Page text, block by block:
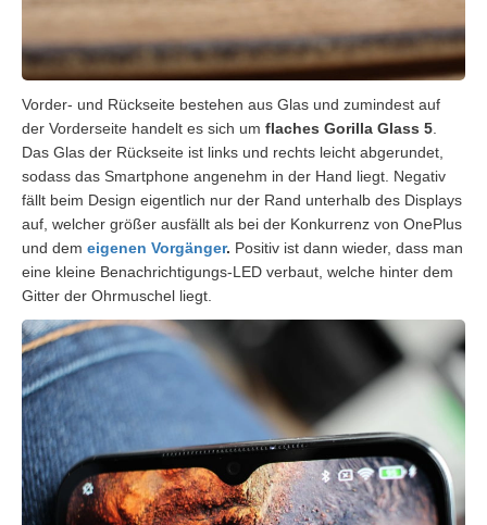
Vorder- und Rückseite bestehen aus Glas und zumindest auf
der Vorderseite handelt es sich um flaches Gorilla Glass 5
Das Glas der Rückseite ist links und rechts leicht abgerundet,
sodass das Smartphone angenehm in der Hand liegt. Negativ
fällt beim Design eigentlich nur der Rand unterhalb des Displays
auf, welcher größer ausfällt als bei der Konkurrenz von OnePlus
und dem eigenen Vorgänger. Positiv ist dann wieder, dass man
eine kleine Benachrichtigungs-LED verbaut, welche hinter dem
Gitter der Ohrmuschel liegt.